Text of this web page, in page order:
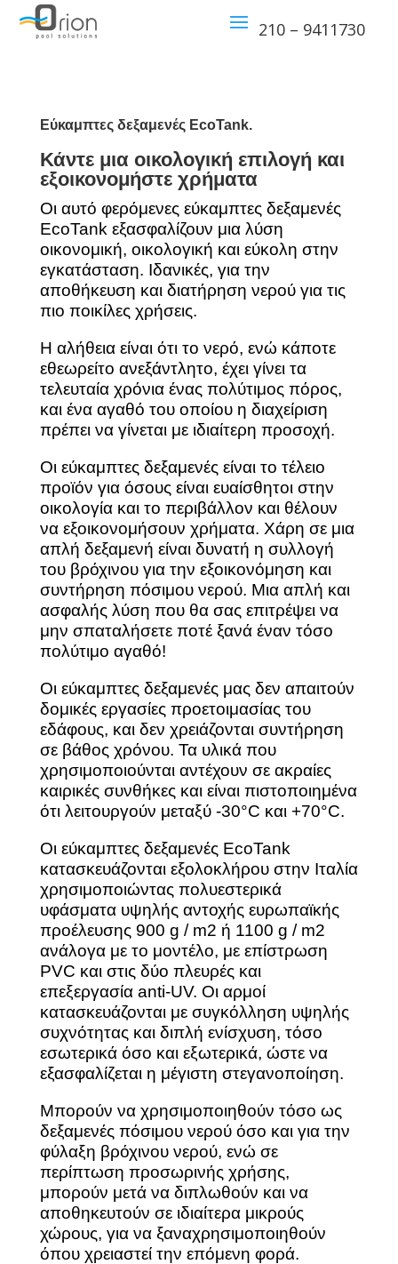
210 – 9411730
Εύκαμπτες δεξαμενές EcoTank.
Κάντε μια οικολογική επιλογή και
εξοικονομήστε χρήματα
Οι αυτό φερόμενες εύκαμπτες δεξαμενές
EcoTank εξασφαλίζουν μια λύση
οικονομική, οικολογική και εύκολη στην
εγκατάσταση. Ιδανικές, για την
αποθήκευση και διατήρηση νερού για τις
πιο ποικίλες χρήσεις.
Η αλήθεια είναι ότι το νερό, ενώ κάποτε
εθεωρείτο ανεξάντλητο, έχει γίνει τα
τελευταία χρόνια ένας πολύτιμος πόρος,
και ένα αγαθό του οποίου η διαχείριση
πρέπει να γίνεται με ιδιαίτερη προσοχή.
Οι εύκαμπτες δεξαμενές είναι το τέλειο
προϊόν για όσους είναι ευαίσθητοι στην
οικολογία και το περιβάλλον και θέλουν
να εξοικονομήσουν χρήματα. Χάρη σε μια
απλή δεξαμενή είναι δυνατή η συλλογή
του βρόχινου για την εξοικονόμηση και
συντήρηση πόσιμου νερού. Μια απλή και
ασφαλής λύση που θα σας επιτρέψει να
μην σπαταλήσετε ποτέ ξανά έναν τόσο
πολύτιμο αγαθό!
Οι εύκαμπτες δεξαμενές μας δεν απαιτούν
δομικές εργασίες προετοιμασίας του
εδάφους, και δεν χρειάζονται συντήρηση
σε βάθος χρόνου. Τα υλικά που
χρησιμοποιούνται αντέχουν σε ακραίες
καιρικές συνθήκες και είναι πιστοποιημένα
ότι λειτουργούν μεταξύ -30°C και +70°C.
Οι εύκαμπτες δεξαμενές EcoTank
κατασκευάζονται εξολοκλήρου στην Ιταλία
χρησιμοποιώντας πολυεστερικά
υφάσματα υψηλής αντοχής ευρωπαϊκής
προέλευσης 900 g / m2 ή 1100 g / m2
ανάλογα με το μοντέλο, με επίστρωση
PVC και στις δύο πλευρές και
επεξεργασία anti-UV. Οι αρμοί
κατασκευάζονται με συγκόλληση υψηλής
συχνότητας και διπλή ενίσχυση, τόσο
εσωτερικά όσο και εξωτερικά, ώστε να
εξασφαλίζεται η μέγιστη στεγανοποίηση.
Μπορούν να χρησιμοποιηθούν τόσο ως
δεξαμενές πόσιμου νερού όσο και για την
φύλαξη βρόχινου νερού, ενώ σε
περίπτωση προσωρινής χρήσης,
μπορούν μετά να διπλωθούν και να
αποθηκευτούν σε ιδιαίτερα μικρούς
χώρους, για να ξαναχρησιμοποιηθούν
όπου χρειαστεί την επόμενη φορά.